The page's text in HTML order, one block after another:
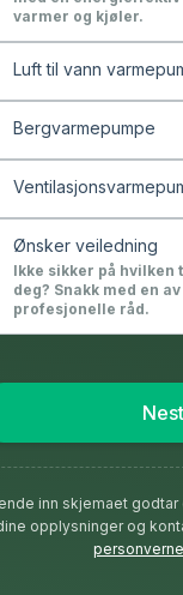
varmer og kjøler.
Luft til vann
Bergvarmepumpe
Ønsker veiledning
Ikke sikker på hvilken
deg? Snakk med en
profesjonelle råd.
inn skjemaet
opplysninger og